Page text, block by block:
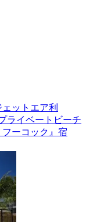
ットエア利
ライベートビーチ
ーコック』宿